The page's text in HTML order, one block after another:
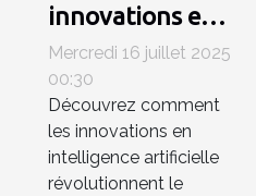
innovations en
IA
transforment-
elles la création
de contenu
numérique ?
Mercredi 16 juillet 2025
00:30
Découvrez comment
les innovations en
intelligence artificielle
révolutionnent le